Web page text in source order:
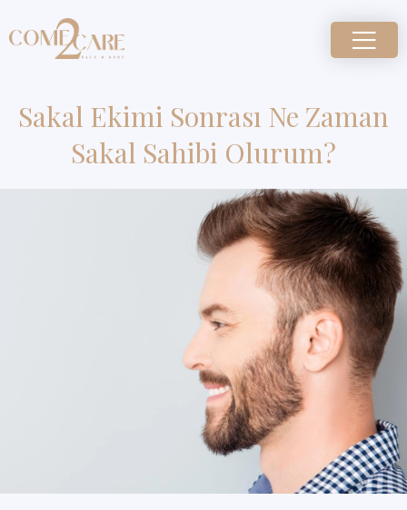
Sakal Ekimi Sonrası Ne Zaman
Sakal Sahibi Olurum?